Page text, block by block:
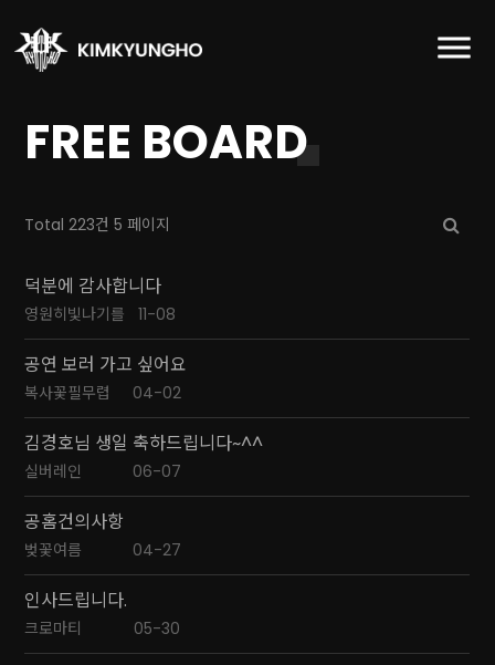
FREE BOARD
Total 223건 5 페이지
덕분에 감사합니다
영원히빛나기를 11-08
공연 보러 가고 싶어요
복사꽃필무렵 04-02
김경호님 생일 축하드립니다~^^
실버레인 06-07
공홈건의사항
벚꽃여름 04-27
인사드립니다.
크로마티 05-30